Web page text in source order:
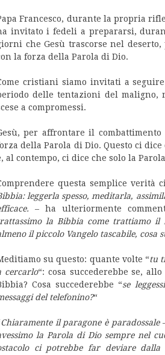
Francesco, durante la propria
invitato i fedeli a prepararsi,
che Gesù trascorse nel
la forza della Parola di Dio.
cristiani siamo invitati a
delle tentazioni del maligno,
a compromessi.
per affrontare il
della Parola di Dio. Questo ci
al contempo, ci dice che solo la
questa semplice verità
leggerla spesso, meditarla,
– ha ulteriormente
la Bibbia come trattiamo il
il piccolo Vangelo tascabile, cosa
su questo: quante volte “tu
cercarlo“: cosa succederebbe se,
Cosa succederebbe “se
del telefonino?“
Chiaramente il paragone è paradossale
la Parola di Dio sempre nel
ci potrebbe far deviare dalla